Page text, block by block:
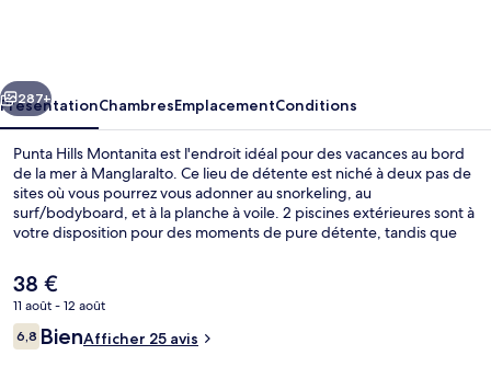
Suivant
287+
PrésentationChambresEmplacementConditions
Punta Hills Montanita est l'endroit idéal pour des vacances au bord
de la mer à Manglaralto. Ce lieu de détente est niché à deux pas de
sites où vous pourrez vous adonner au snorkeling, au
surf/bodyboard, et à la planche à voile. 2 piscines extérieures sont à
votre disposition pour des moments de pure détente, tandis que
massages qui sont proposés. Le restaurant est idéal pour manger un
bout, à moins que vous ne préfériez prendre une boisson fraiche au
bar en bord de piscine. Parmi les autres petits avantages de cet
hébergement figurent 2 bars/lounges, un club pour enfants
(gratuit) et une piscine pour enfants.
Le
prix
actuel
est
38 €
11 août - 12 août
Avis
voyageurs
6,86,8 sur 10
BienAfficher 25 avis